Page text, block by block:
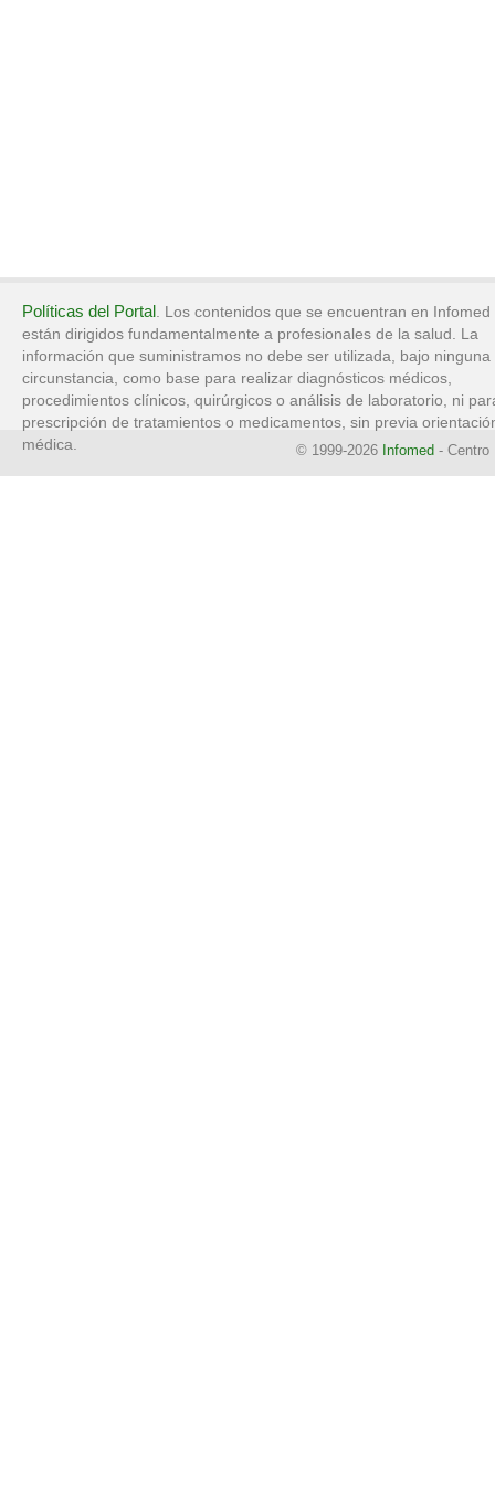
Políticas del Portal. Los contenidos que se encuentran en Infomed
están dirigidos fundamentalmente a profesionales de la salud. La
información que suministramos no debe ser utilizada, bajo ninguna
circunstancia, como base para realizar diagnósticos médicos,
procedimientos clínicos, quirúrgicos o análisis de laboratorio, ni
prescripción de tratamientos o medicamentos, sin previa
médica.
© 1999-2026 Infomed - Centro